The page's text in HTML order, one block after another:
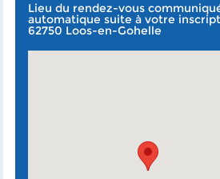
Lieu du rendez-vous
automatique suite à votre
62750 Loos-en-Gohelle